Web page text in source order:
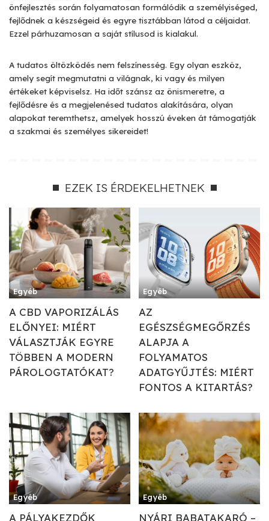
önfejlesztés során folyamatosan formálódik a személyiséged,
fejlődnek a készségeid és egyre tisztábban látod a céljaidat.
Ezzel párhuzamosan a saját stílusod is kialakul.
A tudatos öltözködés nem felszínesség. Egy olyan eszköz,
amely segít megmutatni a világnak, ki vagy és milyen
értékeket képviselsz. Ha időt szánsz az önismeretre, a
fejlődésre és a megjelenésed tudatos alakítására, olyan
alapokat teremthetsz, amelyek hosszú éveken át támogatják
a szakmai és személyes sikereidet!
EZEK IS ÉRDEKELHETNEK
Egyéb
A CBD VAPORIZÁLÁS
ELŐNYEI: MIÉRT
VÁLASZTJÁK EGYRE
TÖBBEN A MODERN
PÁROLOGTATÓKAT?
Egyéb
AZ
EGÉSZSÉGMEGŐRZÉS
ALAPJA A
FOLYAMATOS
ADATGYŰJTÉS: MIÉRT
FONTOS A KITARTÁS?
Egyéb
A PÁLYAKEZDŐK
Egyéb
NYÁRI BABATAKARÓ –